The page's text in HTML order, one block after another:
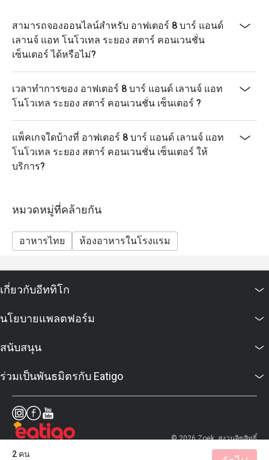
สามารถจองออนไลน์สำหรับ อาฟเตอร์ 8 บาร์ แอนด์
เลานจ์ แอท โนโวเทล ระยอง สตาร์ คอนเวนชั่น
เซ็นเตอร์ ได้หรือไม่?
เวลาทำการของ อาฟเตอร์ 8 บาร์ แอนด์ เลานจ์ แอท
โนโวเทล ระยอง สตาร์ คอนเวนชั่น เซ็นเตอร์ ?
แพ็คเกจใดบ้างที่ อาฟเตอร์ 8 บาร์ แอนด์ เลานจ์ แอท
โนโวเทล ระยอง สตาร์ คอนเวนชั่น เซ็นเตอร์ ให้
บริการ?
หมวดหมู่ที่คล้ายกัน
อาหารไทย ห้องอาหารในโรงแรม
2 คน
เกี่ยวกับอีททิโก
นโยบายแพลตฟอร์ม
สนับสนุน
ร่วมเป็นพันธมิตรกับ Eatigo
© 2026 Zoek. สงวนลิขสิทธิ์